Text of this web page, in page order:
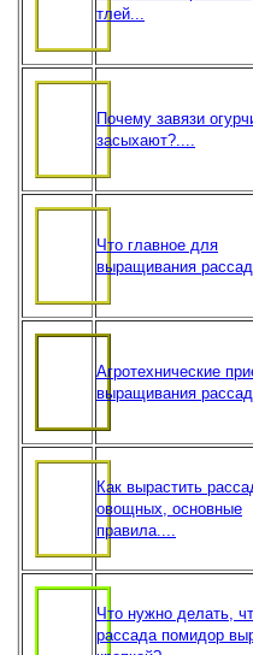
тлей...
Почему завязи
засыхают?....
Что главное для
выращивания
Агротехнические
выращивания
Как вырастить
овощных, основные
правила....
Что нужно делать,
рассада помидор